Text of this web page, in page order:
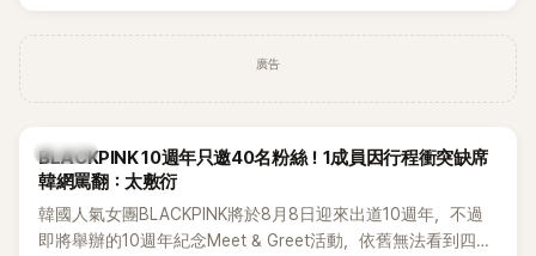
廣告
K-POP
BLACKPINK 10週年只邀40名粉絲！1成員因行程衝突缺席
韓網罵翻：太敷衍
韓國人氣女團BLACKPINK將於8月8日迎來出道10週年，不過
即將舉辦的10週年紀念Meet & Greet活動，依舊無法看到四人